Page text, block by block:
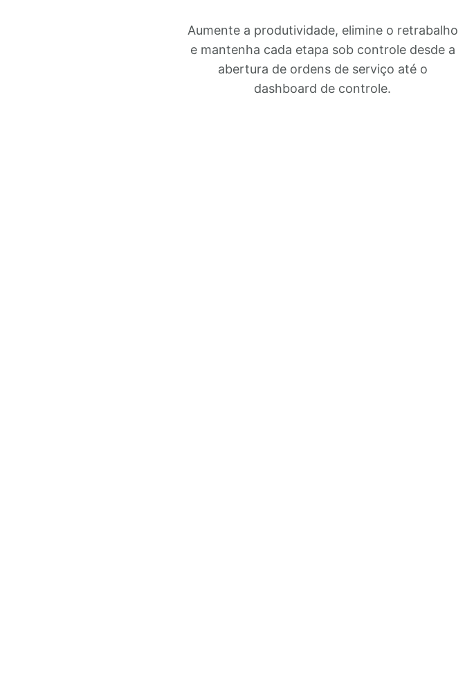
Aumente a produtividade, elimine o retrabalho
e mantenha cada etapa sob controle desde a
abertura de ordens de serviço até o
dashboard de controle.